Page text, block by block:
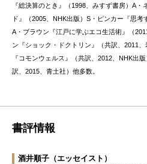
『総決算のとき』（1998、みすず書房）A
ド』（2005、NHK出版）S・ピンカー『思考
A・ブラウン『江戸に学ぶエコ生活術』（
ン『ショック・ドクトリン』（共訳、2011
『コモンウェルス』（共訳、2012、NHK出
訳、2015、青土社）他多数。
書評情報
酒井順子（エッセイスト）